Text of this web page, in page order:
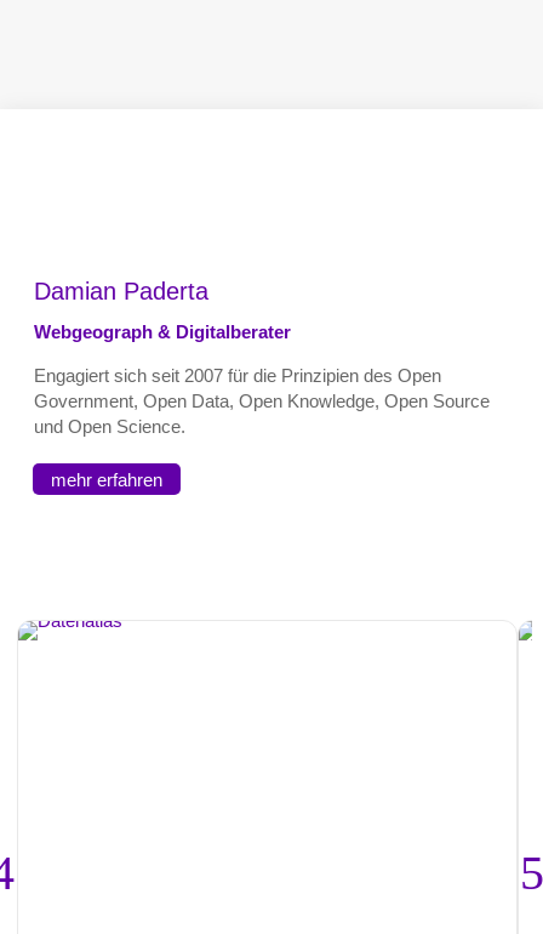
Damian Paderta
Webgeograph & Digitalberater
Engagiert sich seit 2007 für die Prinzipien des Open
Government, Open Data, Open Knowledge, Open Source
und Open Science.
mehr erfahren